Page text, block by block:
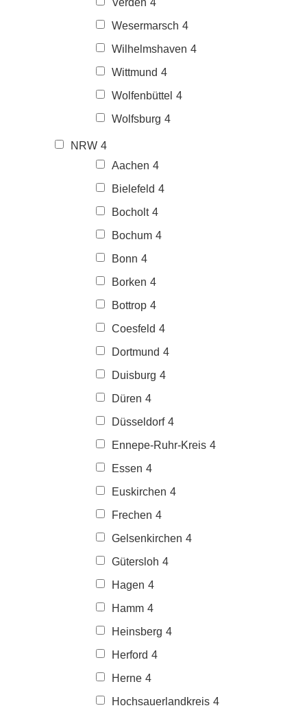
Verden 4
Wesermarsch 4
Wilhelmshaven 4
Wittmund 4
Wolfenbüttel 4
Wolfsburg 4
NRW 4
Aachen 4
Bielefeld 4
Bocholt 4
Bochum 4
Bonn 4
Borken 4
Bottrop 4
Coesfeld 4
Dortmund 4
Duisburg 4
Düren 4
Düsseldorf 4
Ennepe-Ruhr-Kreis 4
Essen 4
Euskirchen 4
Frechen 4
Gelsenkirchen 4
Gütersloh 4
Hagen 4
Hamm 4
Heinsberg 4
Herford 4
Herne 4
Hochsauerlandkreis 4